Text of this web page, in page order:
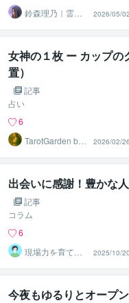
鈴森理乃｜霊感
タロット×心理学
2026/05/02
女神の１枚 ー カップの
置）
記事
占い
6
TarotGarden by
2026/02/26
出会いに感謝！豊かな
記事
コラム
6
現場力を育てる
傾聴ﾄﾚｰﾅｰ おー
ちゃん
2025/10/20
今夜もゆるりとオープ